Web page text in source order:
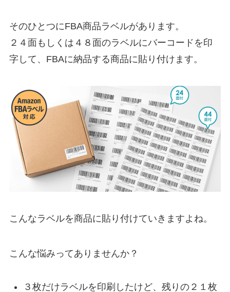
そのひとつにFBA商品ラベルがあります。
２４面もしくは４８面のラベルにバーコードを印
字して、FBAに納品する商品に貼り付けます。
こんなラベルを商品に貼り付けていきますよね。
こんな悩みってありませんか？
３枚だけラベルを印刷したけど、残りの２１枚